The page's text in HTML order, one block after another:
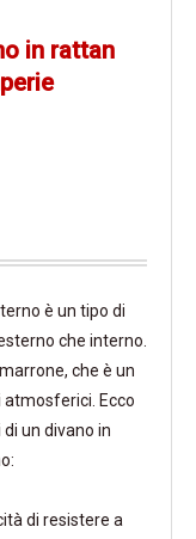
in rattan
è un tipo di
che interno.
che è un
Ecco
un divano in
di resistere a